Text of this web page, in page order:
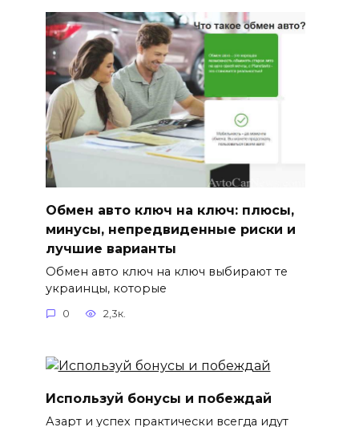
Обмен авто ключ на ключ: плюсы,
минусы, непредвиденные риски и
лучшие варианты
Обмен авто ключ на ключ выбирают те
украинцы, которые
0 2,3к.
Используй бонусы и побеждай
Азарт и успех практически всегда идут